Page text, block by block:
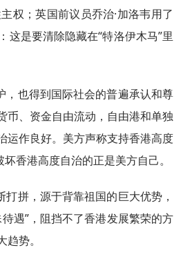
权；英国前议员乔治·加洛韦用了
是要清除隐藏在“特洛伊木马”里
也得到国际社会的普遍承认和尊
币、资金自由流动，自由港和单独
运作良好。美方声称支持香港高度
香港高度自治的正是美方自己。
拼，源于背靠祖国的巨大优势，
遇”，阻挡不了香港发展繁荣的方
势。